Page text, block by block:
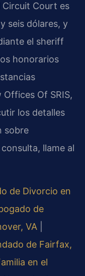
Circuit Court es
seis dólares, y
el sheriff
honorarios
Of SRIS,
los detalles
sobre
llame al
de Divorcio en
de
VA
de Fairfax,
en el